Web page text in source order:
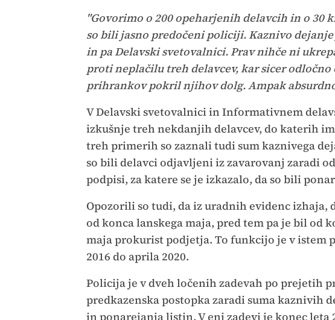
"Govorimo o 200 opeharjenih delavcih in o
so bili jasno predočeni policiji. Kaznivo
in pa Delavski svetovalnici. Prav nihče ni
proti neplačilu treh delavcev, kar sicer
prihrankov pokril njihov dolg. Ampak
V Delavski svetovalnici in Informativnem
izkušnje treh nekdanjih delavcev, do katerih
treh primerih so zaznali tudi sum kaznivega
so bili delavci odjavljeni iz zavarovanj zaradi
podpisi, za katere se je izkazalo, da so bili
Opozorili so tudi, da iz uradnih evidenc izhaja,
od konca lanskega maja, pred tem pa je bil od
maja prokurist podjetja. To funkcijo je v istem
2016 do aprila 2020.
Policija je v dveh ločenih zadevah po prejetih
predkazenska postopka zaradi suma kaznivih
in ponarejanja listin. V eni zadevi je konec leta